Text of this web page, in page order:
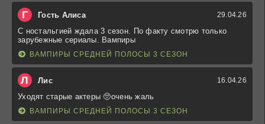
Г Гость Алиса 29.04.26
С ностальгией ждала 3 сезон. По факту смотрю только
зарубежные сериалы. Вампиры
ВАМПИРЫ СРЕДНЕЙ ПОЛОСЫ 3 СЕЗОН
Л Лис 16.04.26
Уходят старые актеры 🥺очень жаль
ВАМПИРЫ СРЕДНЕЙ ПОЛОСЫ 3 СЕЗОН